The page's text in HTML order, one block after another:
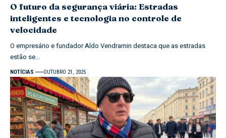
O futuro da segurança viária: Estradas
inteligentes e tecnologia no controle de
velocidade
O empresário e fundador Aldo Vendramin destaca que as estradas
estão se…
NOTÍCIAS OUTUBRO 21, 2025